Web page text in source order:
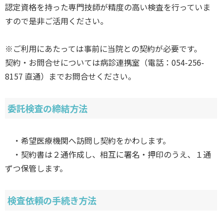
認定資格を持った専門技師が精度の高い検査を行っていま
すので是非ご活用ください。
※ご利用にあたっては事前に当院との契約が必要です。
契約・お問合せについては病診連携室（電話：054-256-
8157 直通）までお問合せください。
委託検査の締結方法
・希望医療機関へ訪問し契約をかわします。
・契約書は２通作成し、相互に署名・押印のうえ、１通
ずつ保管します。
検査依頼の手続き方法